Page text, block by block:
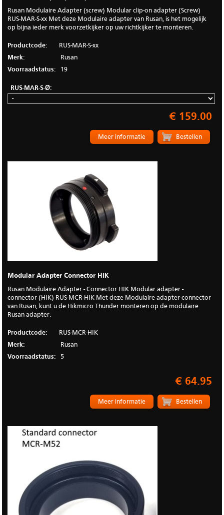
Rusan Modulaire Adapter (screw) Modular clip-on adapter (Screw)
RUS-MAR-S-xx Met deze Modulaire adapter van Rusan, is het mogelijk
op bijna ieder merk voorzetkijker op uw richtkijker te monteren.
Productcode:
RUS-MAR-S-xx
Merk:
Rusan
Voorraadstatus:
19
RUS-MAR-S-Ø:
€ 159.00
Meer informatie
Modular Adapter Connector HIK
Rusan Modulaire Adapter - Connector HIK Modular adapter -
connector (HIK) RUS-MCR-HIK Met deze Modulaire adapter-connector
van Rusan, kunt u de Hikmicro Thunder monteren op de modulaire
Rusan adapter.
Productcode:
RUS-MCR-HIK
Merk:
Rusan
Voorraadstatus:
5
€ 64.95
Meer informatie